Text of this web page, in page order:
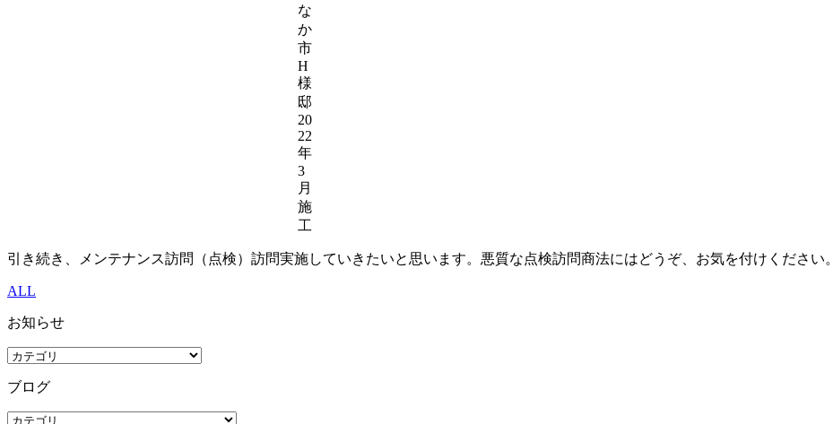
な
か
市
H
様
邸
20
22
年
3
月
施
工
引き続き、メンテナンス訪問（点検）訪問実施していきたいと思います。悪質な点検訪問商法にはどうぞ、お気を付けください。
ALL
お知らせ
ブログ